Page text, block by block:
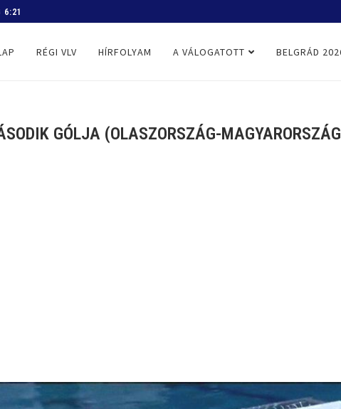
RÉGI VLV HÍRFOLYAM A VÁLOGATOTT BELGRÁD
GÓLJA (OLASZORSZÁG-